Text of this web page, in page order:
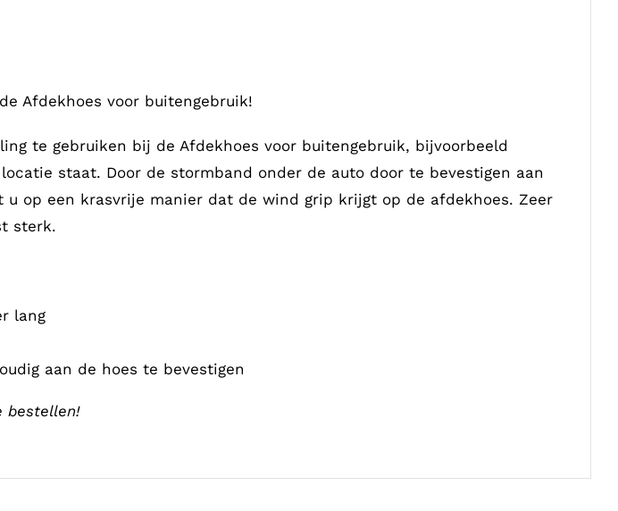
Afdekhoes voor buitengebruik!
te gebruiken bij de Afdekhoes voor buitengebruik, bijvoorbeeld
staat. Door de stormband onder de auto door te bevestigen aan
u op een krasvrije manier dat de wind grip krijgt op de afdekhoes. Zeer
sterk.
lang
aan de hoes te bevestigen
bestellen!